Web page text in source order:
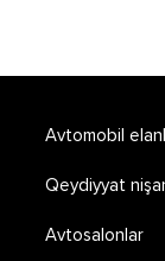
Avtomobil
Qeydiyyat
Avtosalonlar